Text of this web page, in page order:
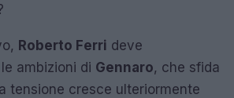
Roberto Ferri deve
ambizioni di Gennaro, che sfida
tensione cresce ulteriormente